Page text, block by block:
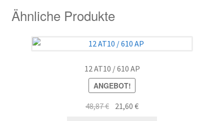
Ähnliche Produkte
12 AT10 / 610 AP
ANGEBOT!
48,87€ Ursprünglicher
21,60€Aktueller